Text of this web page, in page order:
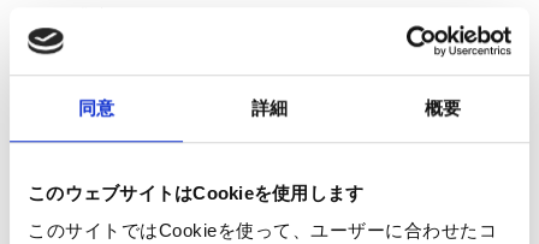
同意 詳細 概要
このウェブサイトはCookieを使用します
このサイトではCookieを使って、ユーザーに合わせたコ
製品名：Ezee Next Tobacco 12mg
製造者：Ezee Trading ApS
ドは密封されており、再充填できません。
状態：新品